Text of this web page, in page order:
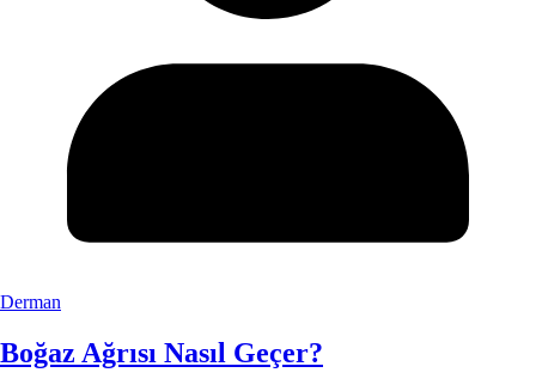
Derman
Boğaz Ağrısı Nasıl Geçer?